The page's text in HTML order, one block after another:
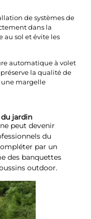
de systèmes de
dans la
au sol et évite les
automatique à volet
la qualité de
une margelle
jardin
peut devenir
du
par un
des banquettes
outdoor.